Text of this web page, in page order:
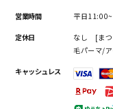
営業時間 平日
定休日
なし [まつ
毛パーマ/
キャッシュレス